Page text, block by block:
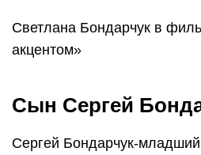
Светлана Бондарчук в
акцентом»
Сын Сергей
Сергей Бондарчук-